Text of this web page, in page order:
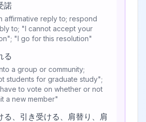
諾
affirmative reply to; respond
to; "I cannot accept your
"I go for this resolution"
る
a group or community;
students for graduate study";
to vote on whether or not
a new member"
る、引き受ける、肩替り、肩